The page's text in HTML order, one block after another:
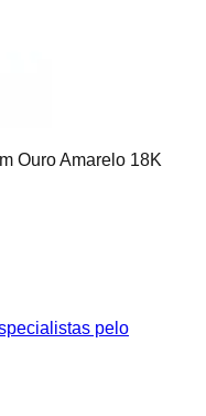
Ouro Amarelo 18K
pelo